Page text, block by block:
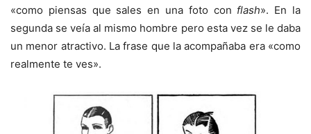
«como piensas que sales en una foto con flash». En la
segunda se veía al mismo hombre pero esta vez se le daba
un menor atractivo. La frase que la acompañaba era «como
realmente te ves».